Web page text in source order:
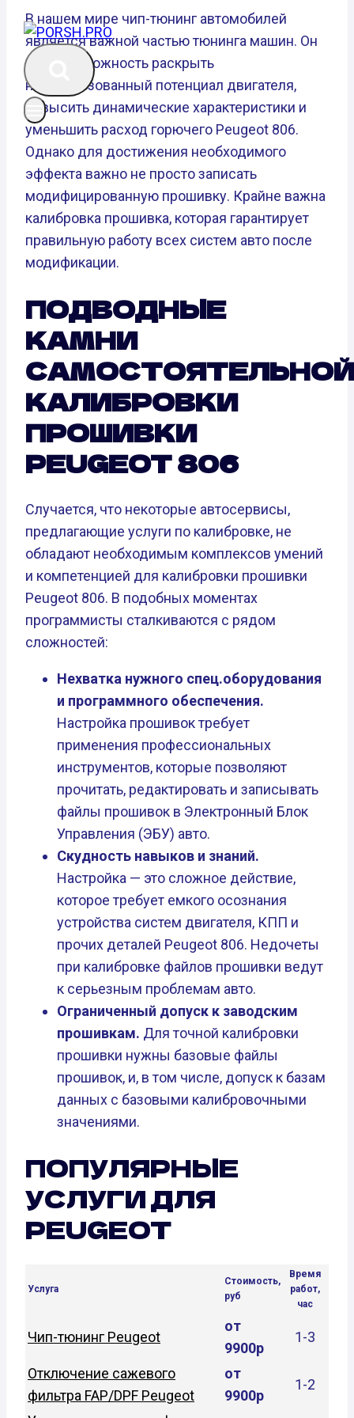
В нашем мире чип-тюнинг автомобилей
является важной частью тюнинга машин. Он
дает возможность раскрыть
неиспользованный потенциал двигателя,
повысить динамические характеристики и
уменьшить расход горючего Peugeot 806.
Однако для достижения необходимого
эффекта важно не просто записать
модифицированную прошивку. Крайне важна
калибровка прошивка, которая гарантирует
правильную работу всех систем авто после
модификации.
ПОДВОДНЫЕ
КАМНИ
САМОСТОЯТЕЛЬНОЙ
КАЛИБРОВКИ
ПРОШИВКИ
PEUGEOT 806
Случается, что некоторые автосервисы,
предлагающие услуги по калибровке, не
обладают необходимым комплексов умений
и компетенцией для калибровки прошивки
Peugeot 806. В подобных моментах
программисты сталкиваются с рядом
сложностей:
Нехватка нужного спец.оборудования
и программного обеспечения.
Настройка прошивок требует
применения профессиональных
инструментов, которые позволяют
прочитать, редактировать и записывать
файлы прошивок в Электронный Блок
Управления (ЭБУ) авто.
Скудность навыков и знаний.
Настройка — это сложное действие,
которое требует емкого осознания
устройства систем двигателя, КПП и
прочих деталей Peugeot 806. Недочеты
при калибровке файлов прошивки ведут
к серьезным проблемам авто.
Ограниченный допуск к заводским
прошивкам. Для точной калибровки
прошивки нужны базовые файлы
прошивок, и, в том числе, допуск к базам
данных с базовыми калибровочными
значениями.
ПОПУЛЯРНЫЕ
УСЛУГИ ДЛЯ
PEUGEOT
Услуга
Стоимость,
руб
Время
работ,
час
Чип-тюнинг Peugeot
от
9900р
1-3
Отключение сажевого
фильтра FAP/DPF Peugeot
от
9900р
1-2